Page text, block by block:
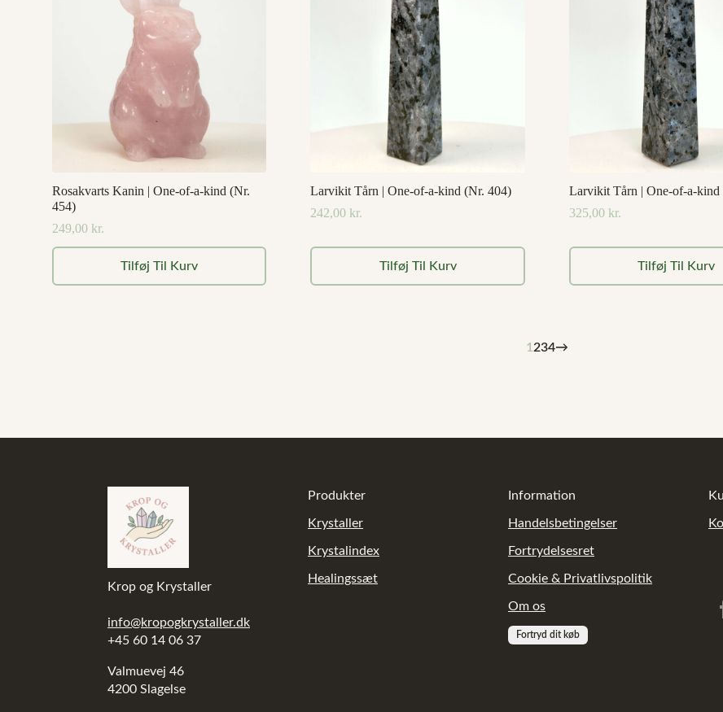
Rosakvarts Kanin | One-of-a-kind (Nr.
454)
249,00 kr.
Tilføj Til Kurv
Larvikit Tårn | One-of-a-kind (Nr. 404)
242,00 kr.
Tilføj Til Kurv
Larvikit Tårn | One-of-a-kind
325,00 kr.
Tilføj Til Kurv
1 234→
Krop og Krystaller
info@kropogkrystaller.dk
+45 60 14 06 37
Valmuevej 46
4200 Slagelse
Produkter
Krystaller
Krystalindex
Healingssæt
Information
Handelsbetingelser
Fortrydelsesret
Cookie & Privatlivspolitik
Om os
Fortryd dit køb